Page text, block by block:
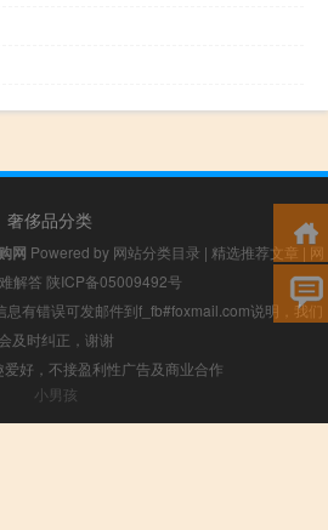
奢侈品分类
网 Powered by 网站分类目录 | 精选推荐文章| 网
解答 陕ICP备05009492号
有错误可发邮件到f_fb#foxmail.com说明，我们
会及时纠正，谢谢
好，不接盈利性广告及商业合作
小男孩